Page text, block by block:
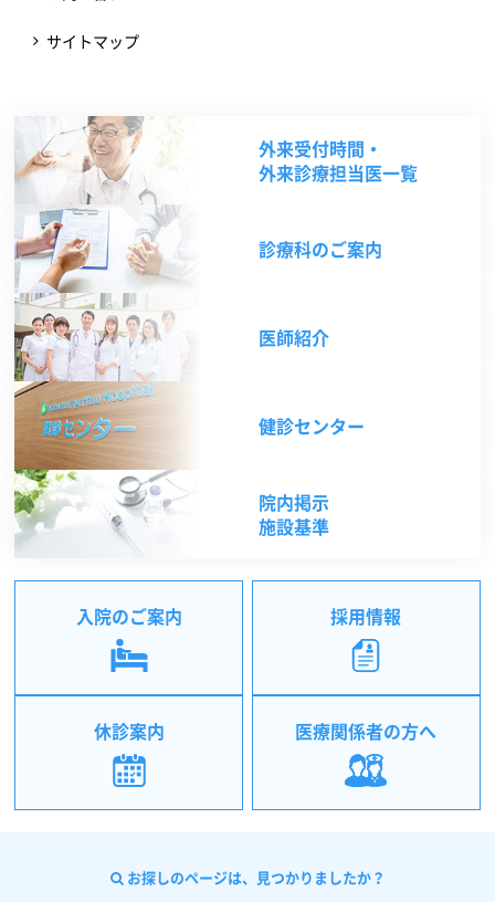
サイトマップ
外来受付時間・
外来診療担当医一覧
診療科のご案内
医師紹介
健診センター
院内掲示
施設基準
入院のご案内 採用情報
休診案内 医療関係者の方へ
お探しのページは、見つかりましたか？